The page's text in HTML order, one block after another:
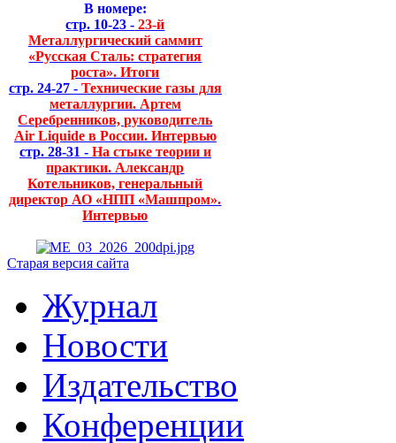
В номере:
стр. 10-23 - 23-й
Металлургический саммит
«Русская Сталь: стратегия
роста». Итоги
стр. 24-27 - Технические газы для
металлургии. Артем
Серебренников, руководитель
Air Liquide в России. Интервью
стр. 28-31 - На стыке теории и
практики. Александр
Котельников, генеральный
директор АО «НПП «Машпром».
Интервью
Старая версия сайта
Журнал
Новости
Издательство
Конференции